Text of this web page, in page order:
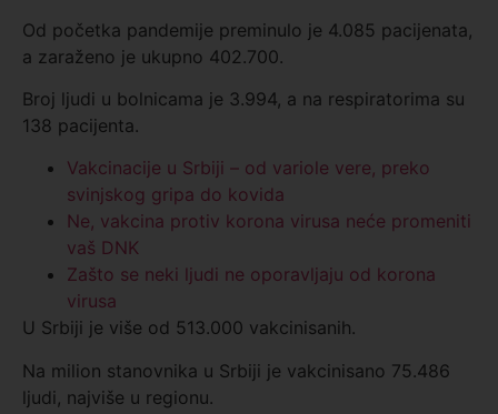
Od početka pandemije preminulo je 4.085 pacijenata,
a zaraženo je ukupno 402.700‬.
Broj ljudi u bolnicama je 3.994, a na respiratorima su
138 pacijenta.
Vakcinacije u Srbiji – od variole vere, preko
svinjskog gripa do kovida
Ne, vakcina protiv korona virusa neće promeniti
vaš DNK
Zašto se neki ljudi ne oporavljaju od korona
virusa
U Srbiji je više od 513.000 vakcinisanih.
Na milion stanovnika u Srbiji je vakcinisano 75.486
ljudi, najviše u regionu.